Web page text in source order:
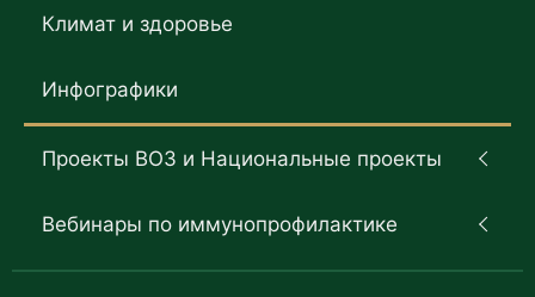
Климат и здоровье
Инфографики
Проекты ВОЗ и Национальные проекты
Вебинары по иммунопрофилактике